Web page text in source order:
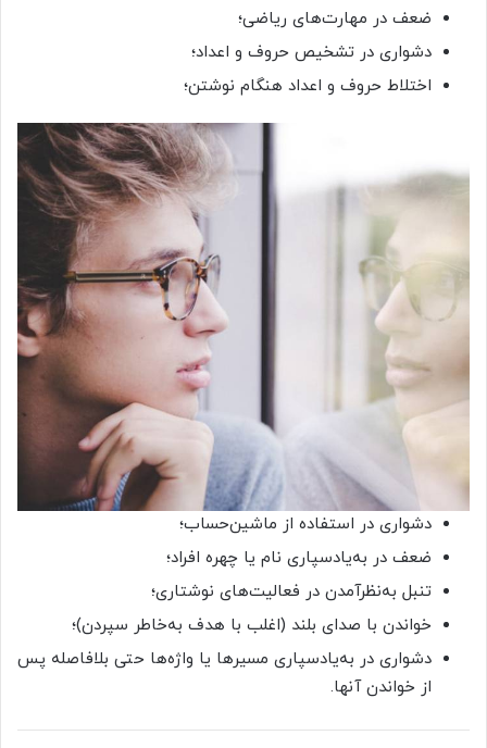
ضعف در مهارت‌های ریاضی؛
دشواری در تشخیص حروف و اعداد؛
اختلاط حروف و اعداد هنگام نوشتن؛
دشواری در استفاده از ماشین‌حساب؛
ضعف در به‌یادسپاری نام یا چهره افراد؛
تنبل به‌نظرآمدن در فعالیت‌های نوشتاری؛
خواندن با صدای بلند (اغلب با هدف به‌خاطر سپردن)؛
دشواری در به‌یادسپاری مسیرها یا واژه‌ها حتی بلافاصله پس
از خواندن آنها.